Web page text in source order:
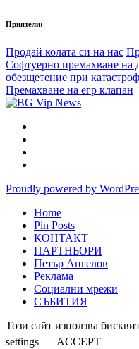
Приятели:
Продай колата си на нас
Софтуерно премахване на
обезщетение при
Премахване на егр клапан
Proudly powered by
Home
Pin Posts
КОНТАКТ
ПАРТНЬОРИ
Петър Ангелов
Реклама
Социални мрежи
СЪБИТИЯ
Този сайт използва
settings
ACCEPT